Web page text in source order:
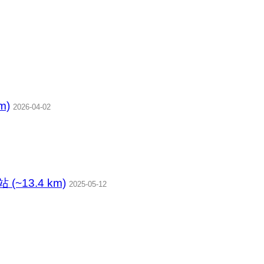
2026-04-02
(~13.4 km) 2025-05-12